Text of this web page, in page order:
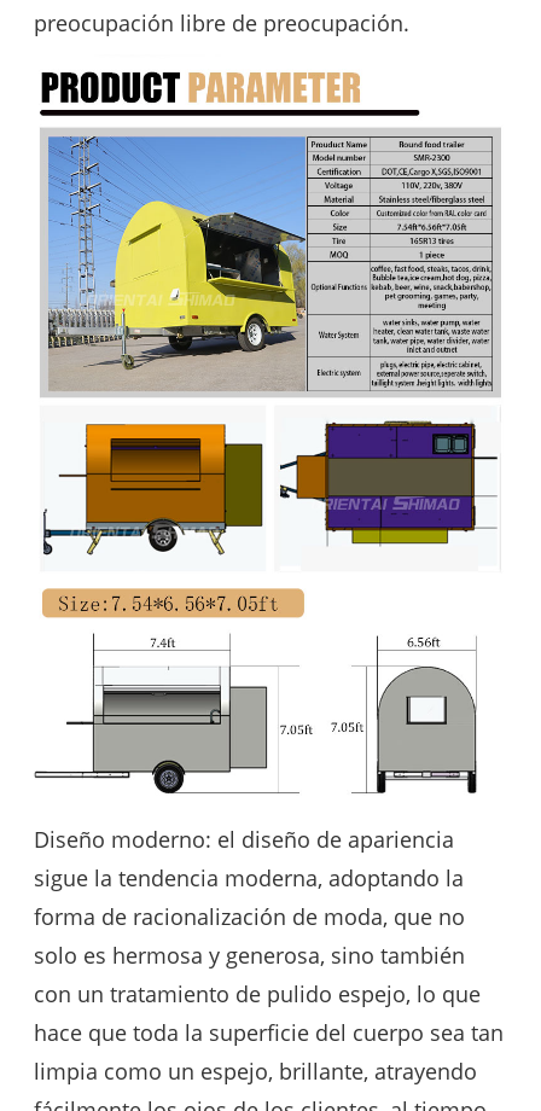
preocupación libre de preocupación.
Diseño moderno: el diseño de apariencia
sigue la tendencia moderna, adoptando la
forma de racionalización de moda, que no
solo es hermosa y generosa, sino también
con un tratamiento de pulido espejo, lo que
hace que toda la superficie del cuerpo sea tan
limpia como un espejo, brillante, atrayendo